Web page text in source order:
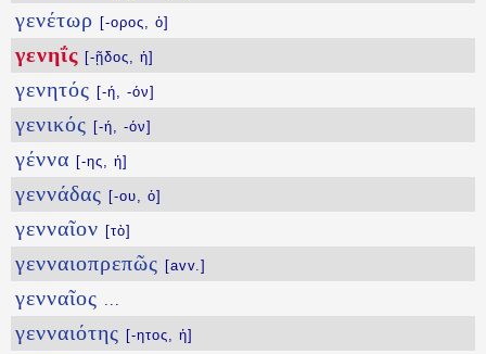
γενέτωρ [-ορος, ὁ]
γενηΐς [-ῇδος, ἡ]
γενητός [-ή, -όν]
γενικός [-ή, -όν]
γέννα [-ης, ἡ]
γεννάδας [-ου, ὁ]
γενναῖον [τὸ]
γενναιοπρεπῶς [avv.]
γενναῖος ...
γενναιότης [-ητος, ἡ]